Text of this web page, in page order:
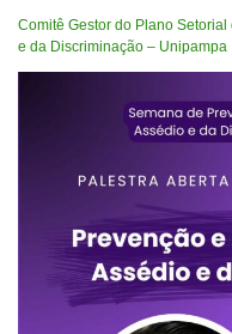
Comitê Gestor do Plano
e da Discriminação – Unipampa